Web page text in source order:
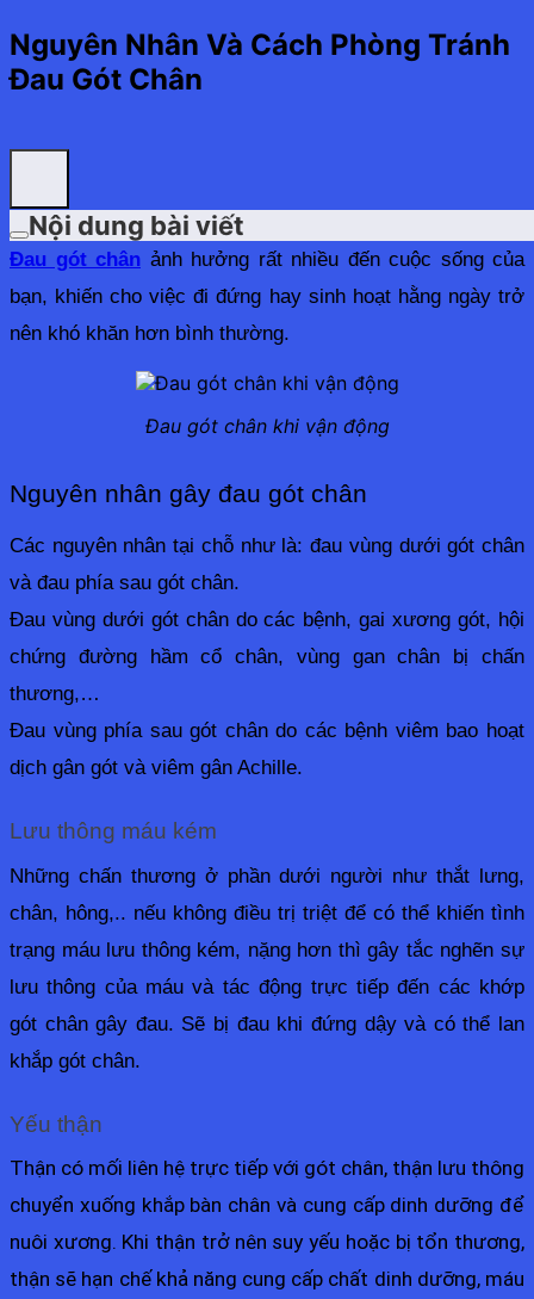
Nguyên Nhân Và Cách Phòng Tránh
Đau Gót Chân
Nội dung bài viết
Đau gót chân ảnh hưởng rất nhiều đến cuộc sống của
bạn, khiến cho việc đi đứng hay sinh hoạt hằng ngày trở
nên khó khăn hơn bình thường.
Đau gót chân khi vận động
Nguyên nhân gây đau gót chân
Các nguyên nhân tại chỗ như là: đau vùng dưới gót chân
và đau phía sau gót chân.
Đau vùng dưới gót chân do các bệnh, gai xương gót, hội
chứng đường hầm cổ chân, vùng gan chân bị chấn
thương,…
Đau vùng phía sau gót chân do các bệnh viêm bao hoạt
dịch gân gót và viêm gân Achille.
Lưu thông máu kém
Những chấn thương ở phần dưới người như thắt lưng,
chân, hông,.. nếu không điều trị triệt để có thể khiến tình
trạng máu lưu thông kém, nặng hơn thì gây tắc nghẽn sự
lưu thông của máu và tác động trực tiếp đến các khớp
gót chân gây đau. Sẽ bị đau khi đứng dậy và có thể lan
khắp gót chân.
Yếu thận
Thận có mối liên hệ trực tiếp với gót chân, thận lưu thông
chuyển xuống khắp bàn chân và cung cấp dinh dưỡng để
nuôi xương. Khi thận trở nên suy yếu hoặc bị tổn thương,
thận sẽ hạn chế khả năng cung cấp chất dinh dưỡng, máu